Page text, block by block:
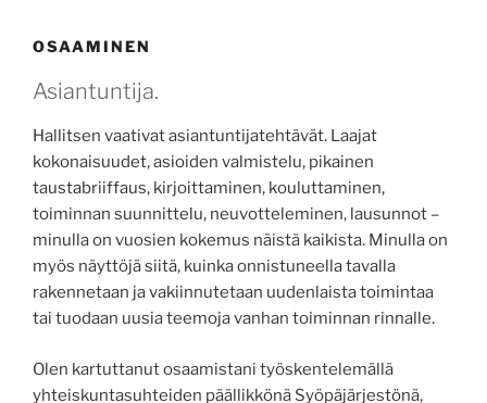
OSAAMINEN
Asiantuntija.
Hallitsen vaativat asiantuntijatehtävät. Laajat
kokonaisuudet, asioiden valmistelu, pikainen
taustabriiffaus, kirjoittaminen, kouluttaminen,
toiminnan suunnittelu, neuvotteleminen, lausunnot –
minulla on vuosien kokemus näistä kaikista. Minulla on
myös näyttöjä siitä, kuinka onnistuneella tavalla
rakennetaan ja vakiinnutetaan uudenlaista toimintaa
tai tuodaan uusia teemoja vanhan toiminnan rinnalle.
Olen kartuttanut osaamistani työskentelemällä
yhteiskuntasuhteiden päällikkönä Syöpäjärjestönä,